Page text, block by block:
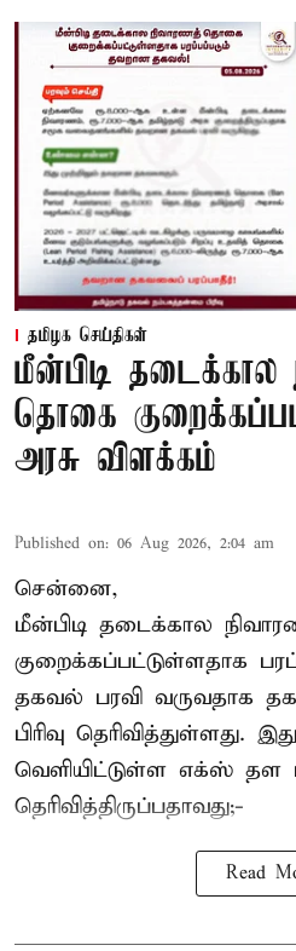
தமிழக செய்திகள்
மீன்பிடி தடைக்கால
தொகை
அரசு விளக்கம்
Published on: 06 Aug 2026, 2:04 am
சென்னை,
மீன்பிடி தடைக்கால
குறைக்கப்பட்டுள்ளதாக
தகவல் பரவி வருவதாக
பிரிவு தெரிவித்துள்ளது.
வெளியிட்டுள்ள எக்ஸ் தள
தெரிவித்திருப்பதாவது;-
Read